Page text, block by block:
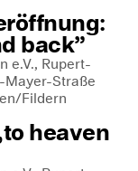
back”
e.V., Rupert-
Mayer-Straße
Fildern
heaven